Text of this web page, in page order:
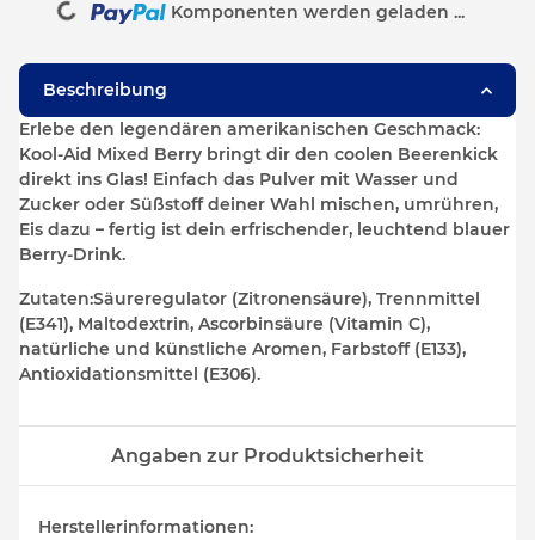
Loading... Komponenten werden geladen ...
Beschreibung
Erlebe den legendären amerikanischen Geschmack:
Kool-Aid Mixed Berry bringt dir den coolen Beerenkick
direkt ins Glas! Einfach das Pulver mit Wasser und
Zucker oder Süßstoff deiner Wahl mischen, umrühren,
Eis dazu – fertig ist dein erfrischender, leuchtend blauer
Berry-Drink.
Zutaten:Säureregulator (Zitronensäure), Trennmittel
(E341), Maltodextrin, Ascorbinsäure (Vitamin C),
natürliche und künstliche Aromen, Farbstoff (E133),
Antioxidationsmittel (E306).
Angaben zur Produktsicherheit
Herstellerinformationen: